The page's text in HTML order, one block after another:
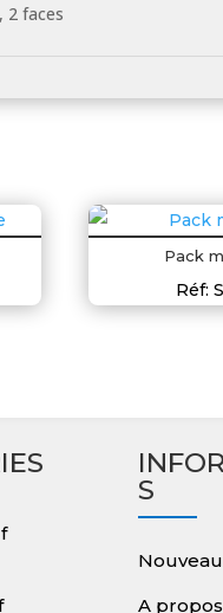
2 faces
Pack
Réf:
S
A propos